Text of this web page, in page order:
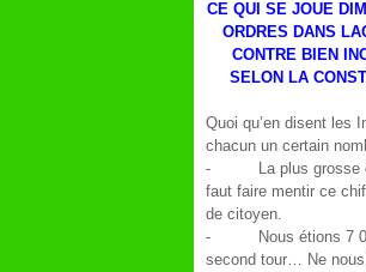
CE QUI SE JOUE
ORDRES DANS
CONTRE BIEN
SELON LA
Quoi qu’en disent les
chacun un certain
- La plus grosse
faut faire mentir ce
de citoyen.
- Nous étions 7 000
second tour… Ne